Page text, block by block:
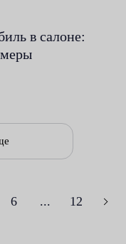
в салоне:
еще
6 ... 12